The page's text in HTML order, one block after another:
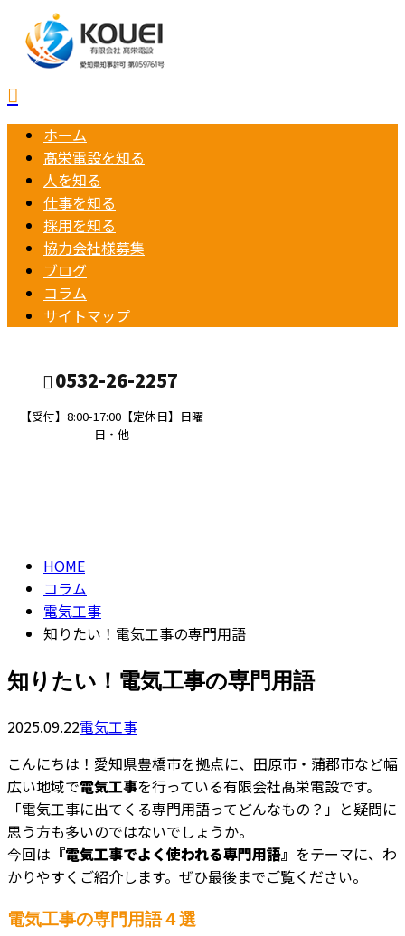
ホーム
髙栄電設を知る
人を知る
仕事を知る
採用を知る
協力会社様募集
ブログ
コラム
サイトマップ
0532-26-2257
【受付】8:00-17:00【定休日】日曜
日・他
HOME
コラム
電気工事
知りたい！電気工事の専門用語
知りたい！電気工事の専門用語
2025.09.22電気工事
こんにちは！愛知県豊橋市を拠点に、田原市・蒲郡市など幅
広い地域で電気工事を行っている有限会社髙栄電設です。
「電気工事に出てくる専門用語ってどんなもの？」と疑問に
思う方も多いのではないでしょうか。
今回は 『電気工事でよく使われる専門用語』 をテーマに、わ
かりやすくご紹介します。ぜひ最後までご覧ください。
電気工事の専門用語４選